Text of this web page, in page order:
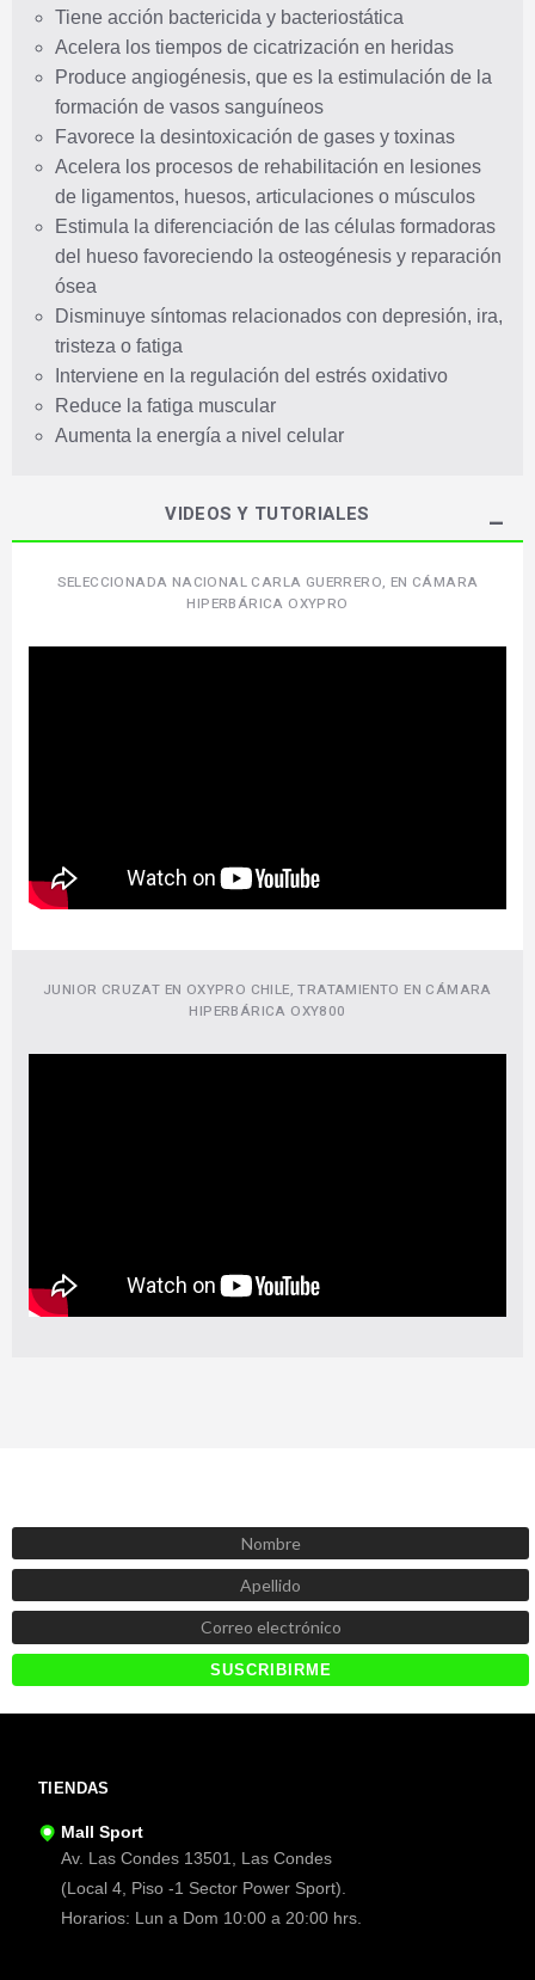
Tiene acción bactericida y bacteriostática
Acelera los tiempos de cicatrización en heridas
Produce angiogénesis, que es la estimulación de la
formación de vasos sanguíneos
Favorece la desintoxicación de gases y toxinas
Acelera los procesos de rehabilitación en lesiones
de ligamentos, huesos, articulaciones o músculos
Estimula la diferenciación de las células formadoras
del hueso favoreciendo la osteogénesis y reparación
ósea
Disminuye síntomas relacionados con depresión, ira,
tristeza o fatiga
Interviene en la regulación del estrés oxidativo
Reduce la fatiga muscular
Aumenta la energía a nivel celular
VIDEOS Y TUTORIALES
SELECCIONADA NACIONAL CARLA GUERRERO, EN CÁMARA
HIPERBÁRICA OXYPRO
JUNIOR CRUZAT EN OXYPRO CHILE, TRATAMIENTO EN CÁMARA
HIPERBÁRICA OXY800
TIENDAS
Mall Sport
Av. Las Condes 13501, Las Condes
(Local 4, Piso -1 Sector Power Sport).
Horarios: Lun a Dom 10:00 a 20:00 hrs.